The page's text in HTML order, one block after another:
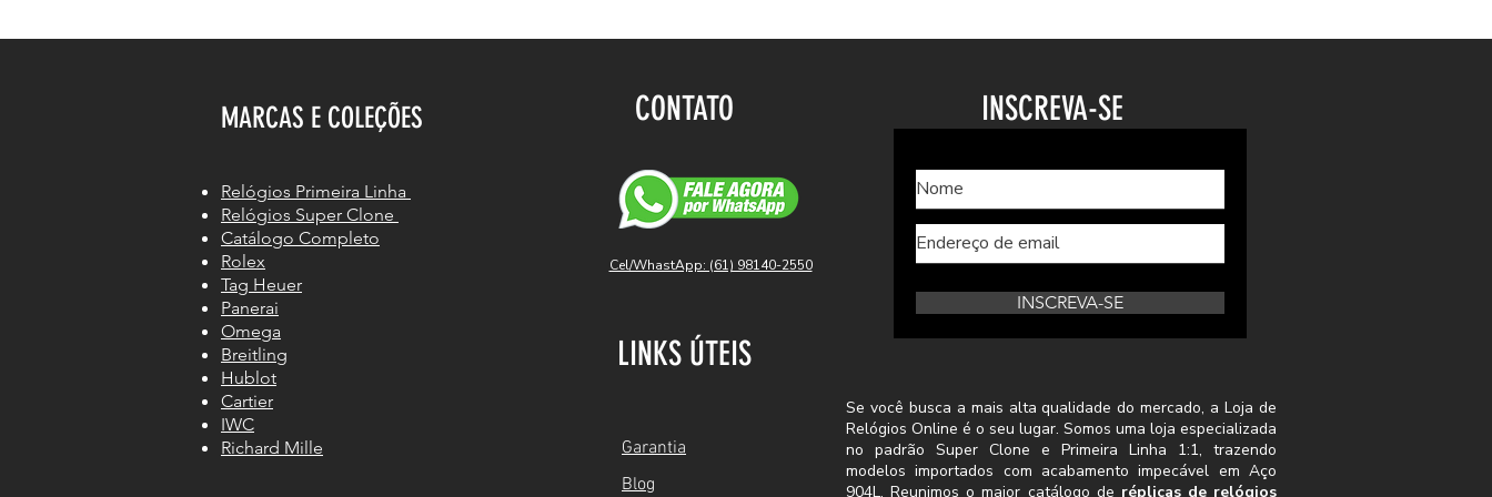
MARCAS E COLEÇÕES
Relógios Primeira Linha
Relógios Super Clone
Catálogo Completo
Rolex
Tag Heuer
Panerai
Omega
Breitling
Hublot
Cartier
IWC
Richard Mille
CONTATO
Cel/WhastApp: (61) 98140-2550
LINKS ÚTEIS
Garantia
Blog
INSCREVA-SE
INSCREVA-SE
Se você busca a mais alta qualidade do mercado, a Loja de
Relógios Online é o seu lugar. Somos uma loja especializada
no padrão Super Clone e Primeira Linha 1:1, trazendo
modelos importados com acabamento impecável em Aço
904L. Reunimos o maior catálogo de réplicas de relógios